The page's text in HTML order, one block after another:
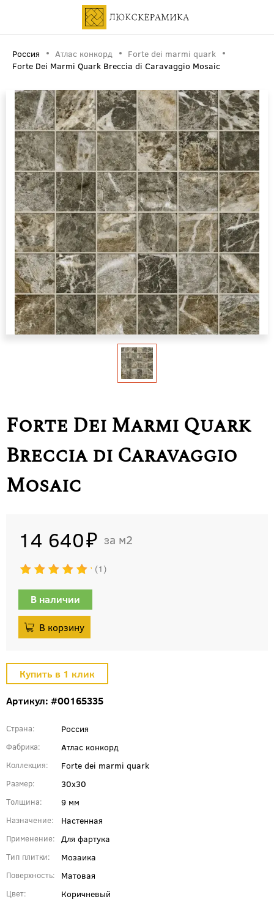
Россия Атлас конкорд
Forte dei marmi quark
Forte Dei Marmi Quark Breccia di Caravaggio Mosaic
Forte Dei Marmi Quark
Breccia di Caravaggio
Mosaic
14 640 м2
1
В наличии
Артикул: #00165335
Страна Россия
Фабрика Атлас конкорд
Коллекция Forte dei marmi quark
Размер 30x30
Толщина 9 мм
Назначение Настенная
Применение Для фартука
Тип плитки Мозаика
Поверхность Матовая
Цвет Коричневый